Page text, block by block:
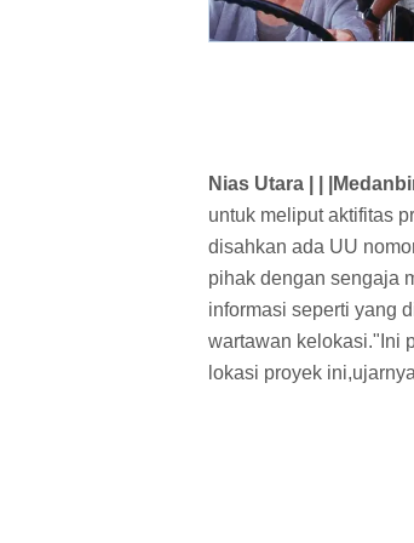
Nias Utara | |
untuk meliput aktifitas
disahkan ada UU
pihak dengan sengaja
informasi seperti yang
wartawan kelokasi."Ini
lokasi proyek